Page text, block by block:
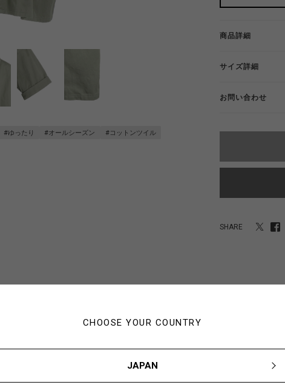
CHOOSE YOUR COUNTRY
JAPAN
#ゆったり #オールシーズン
#コットンツイル
商品詳細
サイズ詳細
お問い合わせ
SHARE
あなたにおすすめのアイテム